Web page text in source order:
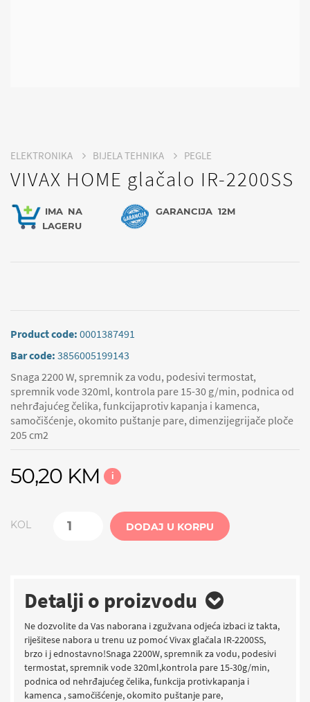
ELEKTRONIKA BIJELA TEHNIKA PEGLE
VIVAX HOME glačalo IR-2200SS
IMA NA
LAGERU
GARANCIJA 12M
Product code: 0001387491
Bar code: 3856005199143
Snaga 2200 W, spremnik za vodu, podesivi termostat,
spremnik vode 320ml, kontrola pare 15-30 g/min, podnica od
nehrđajućeg čelika, funkcijaprotiv kapanja i kamenca,
samočišćenje, okomito puštanje pare, dimenzijegrijače ploče
205 cm2
50,20 KM i
KOL DODAJ U KORPU
Detalji o proizvodu
Ne dozvolite da Vas naborana i zgužvana odjeća izbaci iz takta,
riješitese nabora u trenu uz pomoć Vivax glačala IR-2200SS,
brzo i j ednostavno!Snaga 2200W, spremnik za vodu, podesivi
termostat, spremnik vode 320ml,kontrola pare 15-30g/min,
podnica od nehrđajućeg čelika, funkcija protivkapanja i
kamenca , samočišćenje, okomito puštanje pare,